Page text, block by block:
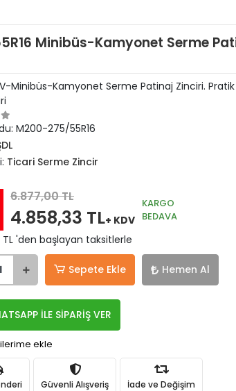
Minibüs-Kamyonet Serme
Minibüs-Kamyonet Serme Patinaj Zinciri.
M200-275/55R16
Ticari Serme Zincir
6.877,00 TL
4.858,33 TL+ KDV
KARGO
BEDAVA
TL 'den başlayan taksitlerle
Sepete Ekle Hemen Al
İLE SİPARİŞ VER
ekle
Güvenli Alışveriş İade ve Değişim